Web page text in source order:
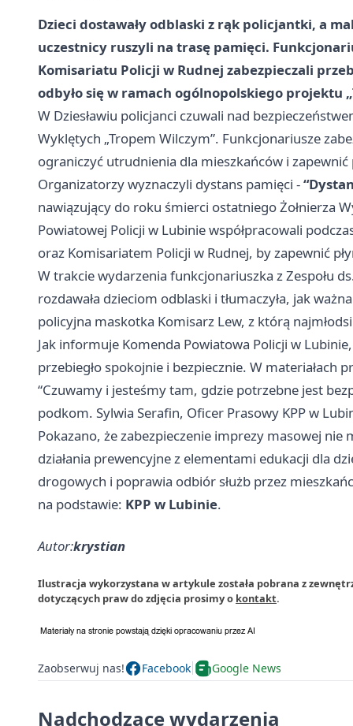
Dzieci dostawały odblaski z rąk policjantki, a
uczestnicy ruszyli na trasę pamięci.
Komisariatu Policji w Rudnej zabezpieczali
odbyło się w ramach ogólnopolskiego projektu
W Dziesławiu policjanci czuwali nad
Wyklętych „Tropem Wilczym”. Funkcjonariusze
ograniczyć utrudnienia dla mieszkańców i
Organizatorzy wyznaczyli dystans pamięci -
nawiązujący do roku śmierci ostatniego Żołnierza
Powiatowej Policji w Lubinie współpracowali
oraz Komisariatem Policji w Rudnej, by zapewnić
W trakcie wydarzenia funkcjonariuszka z Zespołu
rozdawała dzieciom odblaski i tłumaczyła, jak
policyjna maskotka Komisarz Lew, z którą
Jak informuje Komenda Powiatowa Policji w
przebiegło spokojnie i bezpiecznie. W materiałach
“Czuwamy i jesteśmy tam, gdzie potrzebne jest
podkom. Sylwia Serafin, Oficer Prasowy KPP w
Pokazano, że zabezpieczenie imprezy masowej nie
działania prewencyjne z elementami edukacji dla
drogowych i poprawia odbiór służb przez
na podstawie: KPP w Lubinie.
Autor:krystian
Ilustracja wykorzystana w artykule została pobrana z
dotyczących praw do zdjęcia prosimy o kontakt.
Zaobserwuj nas! Facebook Google News
Nadchodzące wydarzenia